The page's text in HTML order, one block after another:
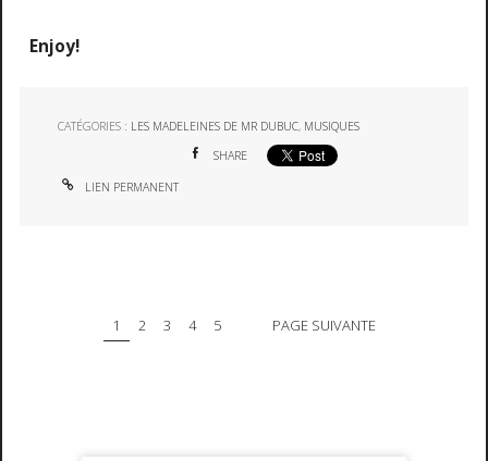
Enjoy!
CATÉGORIES : LES MADELEINES DE MR DUBUC, MUSIQUES
SHARE
LIEN PERMANENT
1 2 3 4 5 PAGE SUIVANTE